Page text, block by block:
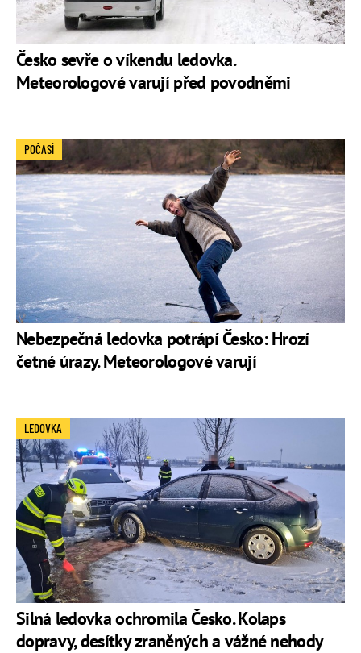
Česko sevře o víkendu ledovka.
Meteorologové varují před povodněmi
Nebezpečná ledovka potrápí Česko: Hrozí
četné úrazy. Meteorologové varují
POČASÍ
Silná ledovka ochromila Česko. Kolaps
dopravy, desítky zraněných a vážné nehody
LEDOVKA